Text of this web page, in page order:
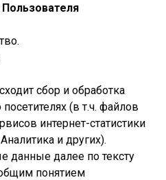
сбор и обработка
(в т.ч. файлов
интернет-статистики
и других).
данные далее по тексту
понятием